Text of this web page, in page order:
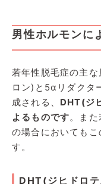
男性ホルモンに
若年性脱毛症の主
ロン)と5αリダクタ
成される、 DHT(ジ
よるものです。ま
の場合においても
す。
DHT(ジヒドロ